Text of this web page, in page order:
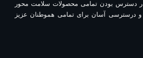
دسترس بودن تمامی محصولات سلامت محور
درسترسی آسان برای تمامی هموطنان عزیز